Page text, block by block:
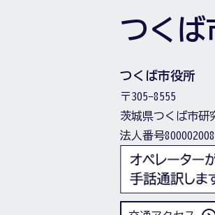
つくば
つくば市役所
〒305-8555
茨城県つくば市研
法人番号